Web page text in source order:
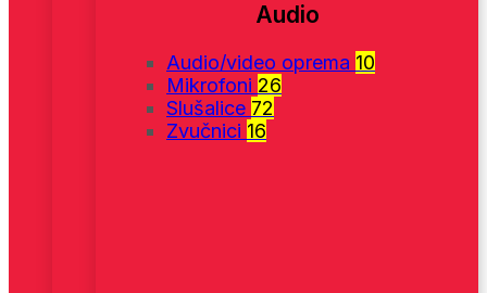
Audio
Audio/video oprema 10
Mikrofoni 26
Slušalice 72
Zvučnici 16